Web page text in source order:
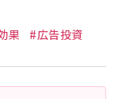
果
#広告投資